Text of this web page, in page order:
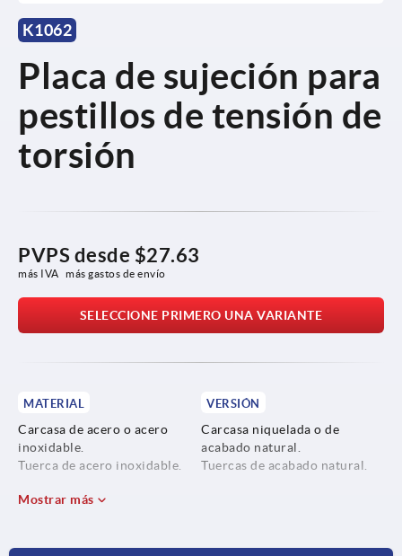
K1062
Placa de sujeción para
pestillos de tensión de
torsión
PVPS desde $27.63
más IVA más gastos de envío
SELECCIONE PRIMERO UNA VARIANTE
MATERIAL
Carcasa de acero o acero
inoxidable.
Tuerca de acero inoxidable.
VERSIÓN
Carcasa niquelada o de
acabado natural.
Tuercas de acabado natural.
Mostrar más